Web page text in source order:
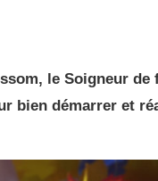
le Soigneur de
bien démarrer et